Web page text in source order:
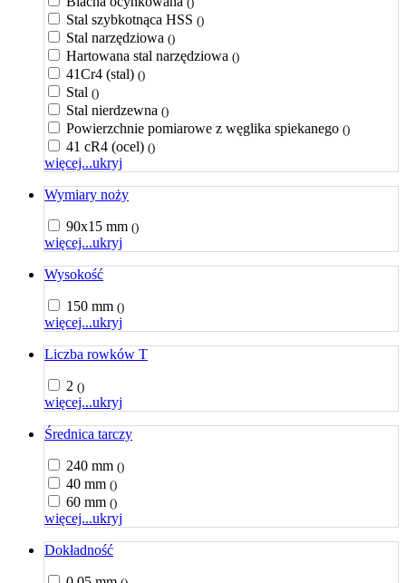
Stal szybkotnąca HSS ()
Stal narzędziowa ()
Hartowana stal narzędziowa ()
41Cr4 (stal) ()
Stal ()
Stal nierdzewna ()
Powierzchnie pomiarowe z węglika spiekanego ()
41 cR4 (ocel) ()
więcej...ukryj
Wymiary noży
90x15 mm ()
więcej...ukryj
Wysokość
150 mm ()
więcej...ukryj
Liczba rowków T
2 ()
więcej...ukryj
Średnica tarczy
240 mm ()
40 mm ()
60 mm ()
więcej...ukryj
Dokładność